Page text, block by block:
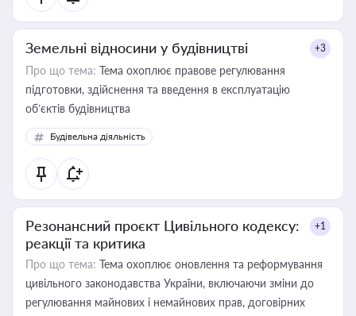
Земельні відносини у будівництві +3
Про що тема: Тема охоплює правове регулювання
підготовки, здійснення та введення в експлуатацію
об’єктів будівництва
Будівельна діяльність
Резонансний проєкт Цивільного кодексу:
реакції та критика
+1
Про що тема: Тема охоплює оновлення та реформування
цивільного законодавства України, включаючи зміни до
регулювання майнових і немайнових прав, договірних